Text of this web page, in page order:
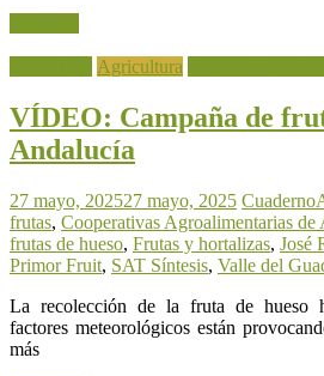
Agricultura
VÍDEO: Campaña de
Andalucía
27 mayo, 202527 mayo, 2025
frutas, Cooperativas Agroalimentarias de
frutas de hueso, Frutas y hortalizas, José
Primor Fruit, SAT Síntesis, Valle del
La recolección de la fruta de hueso
factores meteorológicos están
más